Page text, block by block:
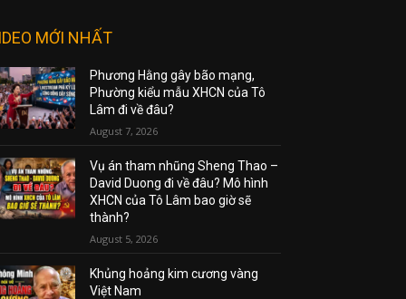
MỚI NHẤT
Phương Hằng gây bão mạng,
Phường kiểu mẫu XHCN của Tô
Lâm đi về đâu?
August 7, 2026
Vụ án tham nhũng Sheng Thao –
David Duong đi về đâu? Mô hình
XHCN của Tô Lâm bao giờ sẽ
thành?
August 5, 2026
Khủng hoảng kim cương vàng
Việt Nam